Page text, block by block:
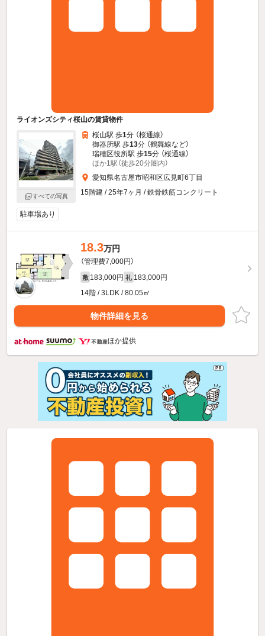
ライオンズシティ桜山の賃貸物件
すべての写真
桜山駅 歩1分 （桜通線）
御器所駅 歩13分 （鶴舞線など）
瑞穂区役所駅 歩15分 （桜通線）
ほか1駅（徒歩20分圏内）
愛知県名古屋市昭和区広見町6丁目
15階建 / 25年7ヶ月 / 鉄骨鉄筋コンクリート
駐車場あり
18.3万円
（管理費7,000円）
敷 183,000円 礼 183,000円
14階 / 3LDK / 80.05㎡
物件詳細を見る
ほか提供